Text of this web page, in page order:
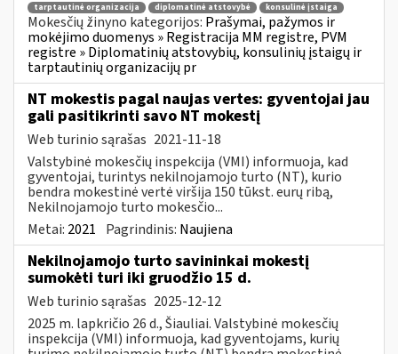
tarptautinė organizacija
diplomatinė atstovybė konsulinė įstaiga
Mokesčių žinyno kategorijos: Prašymai, pažymos ir
mokėjimo duomenys » Registracija MM registre, PVM
registre » Diplomatinių atstovybių, konsulinių įstaigų ir
tarptautinių organizacijų pr
NT mokestis pagal naujas vertes: gyventojai jau
gali pasitikrinti savo NT mokestį
Web turinio sąrašas 2021-11-18
Valstybinė mokesčių inspekcija (VMI) informuoja, kad
gyventojai, turintys nekilnojamojo turto (NT), kurio
bendra mokestinė vertė viršija 150 tūkst. eurų ribą,
Nekilnojamojo turto mokesčio...
Metai: 2021 Pagrindinis: Naujiena
Nekilnojamojo turto savininkai mokestį
sumokėti turi iki gruodžio 15 d.
Web turinio sąrašas 2025-12-12
2025 m. lapkričio 26 d., Šiauliai. Valstybinė mokesčių
inspekcija (VMI) informuoja, kad gyventojams, kurių